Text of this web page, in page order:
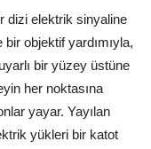
dizi elektrik sinyaline
objektif yardımıyla,
bir yüzey üstüne
her noktasına
yayar. Yayılan
yükleri bir katot